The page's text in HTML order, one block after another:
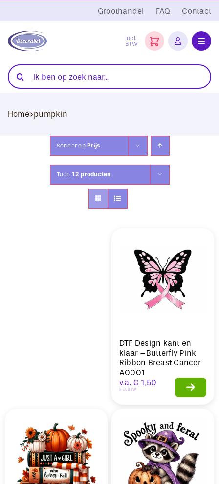
naar
inhoud
Groothandel FAQ Contact
Incl.
BTW
Folies
Transferpersen
Blanco Textiel
Zoeken
naar:
Home>pumpkin
Sorteer op Prijs
Toon 12 producten
DTF Design kant en
klaar –Butterfly Pink
Ribbon Breast Cancer
A0001
v.a. € 1,50
Incl. BTW